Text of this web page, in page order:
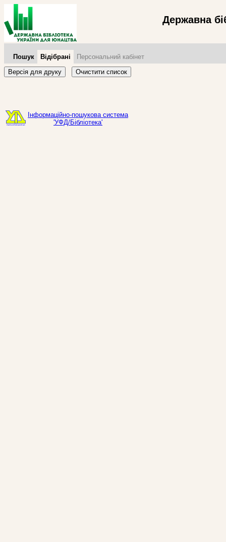
Державна
Пошук Відібрані
Персональний кабінет
Версія для друку
Очистити список
Інформаційно-пошукова система
'УФД/Бібліотека'